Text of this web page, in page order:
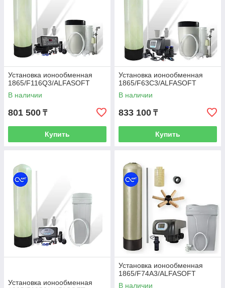
рт и
защ
ита
обо
руд
ова
ния
от
ипи
.
Подготовка технологической воды для
небольшого производства со
скважинной или городской водой.
Опишите объект: жёсткость воды, суточный и
пиковый расход — подберём умягчитель и
загрузку.
Получить инженерную консультацию
Установка ионообменная
1865/F116Q3/ALFASOFT
В наличии
801 500 ₸
Купить
Установка ионообменная
1865/F63C3/ALFASOFT
В наличии
833 100 ₸
Купить
Установка ионообменная
Установка ионообменная
1865/F74A3/ALFASOFT
В наличии